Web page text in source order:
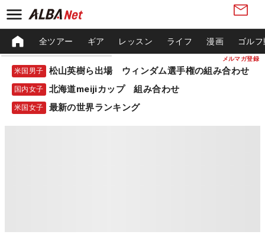
メルマガ登録
全ツアー ギア レッスン ライフ 漫画 ゴル
米国男子 松山英樹ら出場 ウィンダム選手権の組み合わせ
国内女子 北海道meijiカップ 組み合わせ
米国女子 最新の世界ランキング